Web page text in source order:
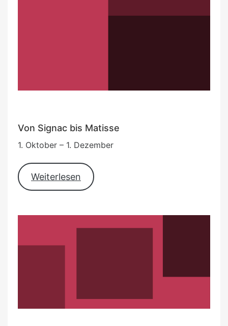
Von Signac bis Matisse
1. Oktober – 1. Dezember
Weiterlesen